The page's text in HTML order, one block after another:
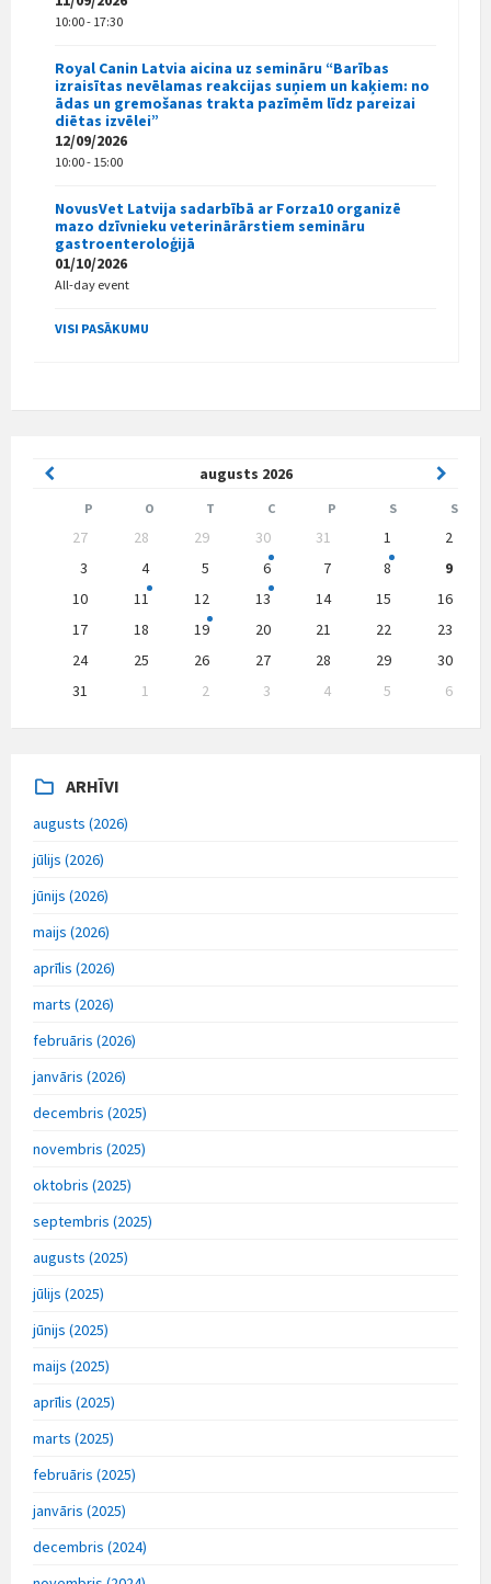
10:00 - 17:30
Royal Canin Latvia aicina uz semināru “Barības
izraisītas nevēlamas reakcijas suņiem un kaķiem: no
ādas un gremošanas trakta pazīmēm līdz pareizai
diētas izvēlei”
12/09/2026
10:00 - 15:00
NovusVet Latvija sadarbībā ar Forza10 organizē
mazo dzīvnieku veterinārārstiem semināru
gastroenteroloģijā
01/10/2026
All-day event
VISI PASĀKUMU
augusts 2026
Previous
Month
Month
P O T C P S S
calendar
27 28 29 30 31 1
2
3
4 5 6 7 8
9
10
11 12 13 14 15
16
17
18 19 20 21 22
23
24
25 26 27 28 29
30
31
1 2 3 4 5
6
to
ARHĪVI
augusts (2026)
jūlijs (2026)
jūnijs (2026)
maijs (2026)
aprīlis (2026)
marts (2026)
februāris (2026)
janvāris (2026)
decembris (2025)
novembris (2025)
oktobris (2025)
septembris (2025)
augusts (2025)
jūlijs (2025)
jūnijs (2025)
maijs (2025)
aprīlis (2025)
marts (2025)
februāris (2025)
janvāris (2025)
decembris (2024)